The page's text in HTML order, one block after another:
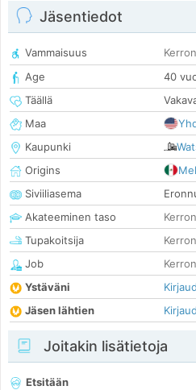
Jäsentiedot
Vammaisuus
Age
40
Täällä
Maa
Kaupunki
Origins
Siviiliasema
Akateeminen taso
Tupakoitsija
Job
Ystäväni
Jäsen lähtien
Joitakin lisätietoja
Etsitään